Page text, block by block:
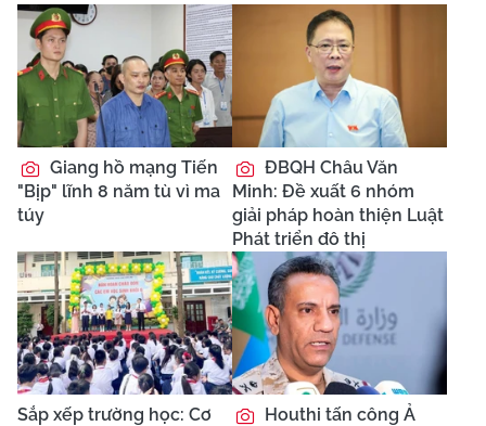
Giang hồ mạng Tiến
"Bịp" lĩnh 8 năm tù vì ma
túy
ĐBQH Châu Văn
Minh: Đề xuất 6 nhóm
giải pháp hoàn thiện Luật
Phát triển đô thị
Sắp xếp trường học: Cơ
Houthi tấn công Ả